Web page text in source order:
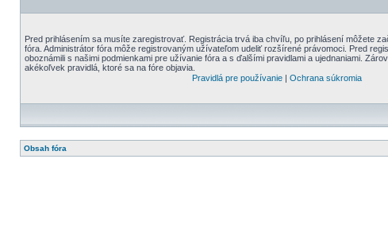
Pred prihlásením sa musíte zaregistrovať. Registrácia trvá iba chvíľu, po prihlásení môžete
fóra. Administrátor fóra môže registrovaným užívateľom udeliť rozšírené právomoci. Pred
oboznámili s našimi podmienkami pre užívanie fóra a s ďalšími pravidlami a ujednaniami.
akékoľvek pravidlá, ktoré sa na fóre objavia.
Pravidlá pre používanie| Ochrana súkromia
Obsah fóra